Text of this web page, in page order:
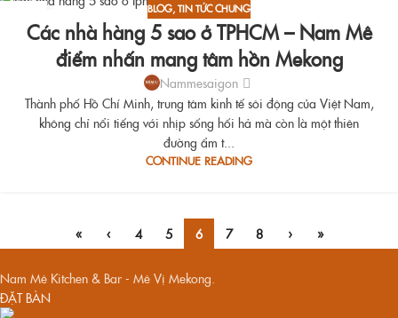
AUG
BLOG,TIN TỨC CHUNG
Các nhà hàng 5 sao ở TPHCM – Nam Mê
điểm nhấn mang tâm hồn Mekong
Nammesaigon
Thành phố Hồ Chí Minh, trung tâm kinh tế sôi động của Việt Nam,
không chỉ nổi tiếng với nhịp sống hối hả mà còn là một thiên
đường ẩm t...
CONTINUE READING
« ‹ 4 5 6 7 8 › »
Nam Mê Kitchen & Bar - Mê Vị Mekong.
ĐẶT BÀN